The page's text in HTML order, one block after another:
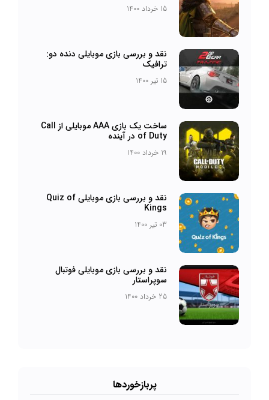
15 خرداد 1400
نقد و بررسی بازی موبایلی دنده دو:
ترافیک
15 تیر 1400
ساخت یک بازی AAA موبایلی از Call
of Duty در آینده
19 خرداد 1400
نقد و بررسی بازی موبایلی Quiz of
Kings
03 تیر 1400
نقد و بررسی بازی موبایلی فوتبال
سوپراستار
25 خرداد 1400
پربازخورد‌ها